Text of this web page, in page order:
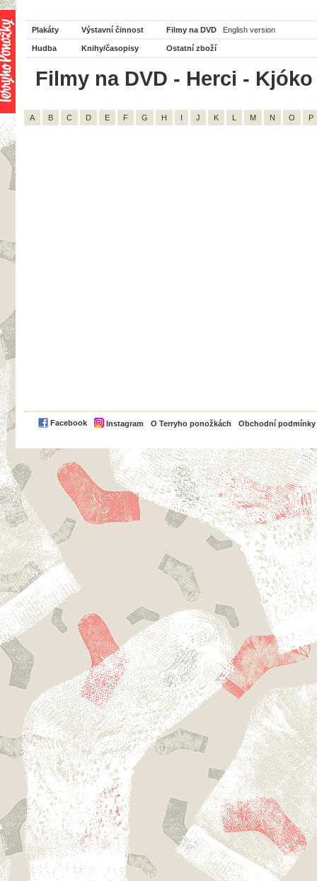
Plakáty Výstavní činnost Filmy na DVD English version
Hudba Knihy/časopisy Ostatní zboží
Filmy na DVD - Herci -
A B C D E F G H I J K L M N O P
Facebook Instagram O Terryho ponožkách Obchodní podmínky
PayPal